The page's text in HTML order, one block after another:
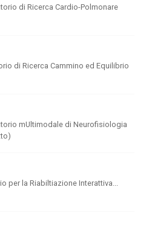
di Ricerca Cardio-Polmonare
di Ricerca Cammino ed Equilibrio
mUltimodale di Neurofisiologia
per la Riabiltiazione Interattiva...